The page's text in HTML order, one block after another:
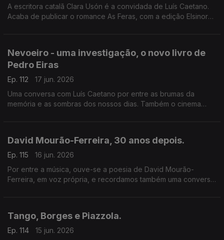
A escritora catalã Clara Usón é a convidada de Luís Caetano.
Acaba de publicar o romance As Feras, com a edição Elsinore.
Nevoeiro - uma investigação, o novo livro de
Pedro Eiras
Ep. 112
17 jun. 2026
Uma conversa com Luís Caetano por entre as brumas da
memória e as sombras dos nossos dias. Também o cinema
David Mourão-Ferreira, 30 anos depois.
Ep. 115
16 jun. 2026
Por entre a música, ouve-se a poesia de David Mourão-
Ferreira, em voz própria, e recordamos também uma conversa
Tango, Borges e Piazzola.
Ep. 114
15 jun. 2026